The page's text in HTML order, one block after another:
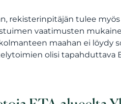
rekisterinpitäjän tulee
vaatimusten
maahan ei löydy
olisi tapahduttava